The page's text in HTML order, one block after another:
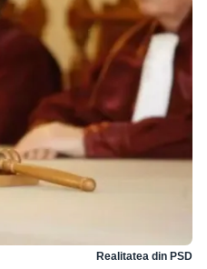
Realitatea din PSD